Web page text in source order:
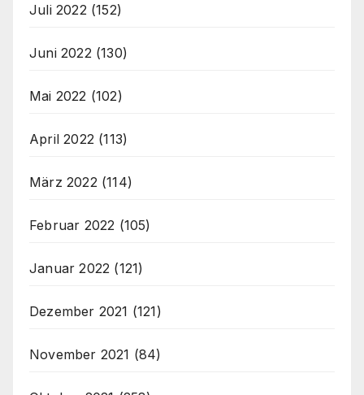
Juli 2022 (152)
Juni 2022 (130)
Mai 2022 (102)
April 2022 (113)
März 2022 (114)
Februar 2022 (105)
Januar 2022 (121)
Dezember 2021 (121)
November 2021 (84)